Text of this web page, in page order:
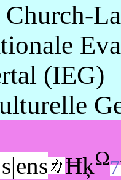
(IEG)
ĦķΩ7